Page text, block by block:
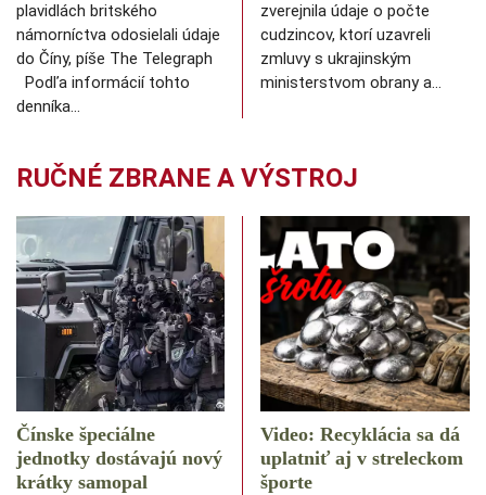
plavidlách britského
námorníctva odosielali údaje
do Číny, píše The Telegraph
Podľa informácií tohto
denníka…
zverejnila údaje o počte
cudzincov, ktorí uzavreli
zmluvy s ukrajinským
ministerstvom obrany a…
RUČNÉ ZBRANE A VÝSTROJ
Čínske špeciálne
jednotky dostávajú nový
krátky samopal
Video: Recyklácia sa dá
uplatniť aj v streleckom
športe